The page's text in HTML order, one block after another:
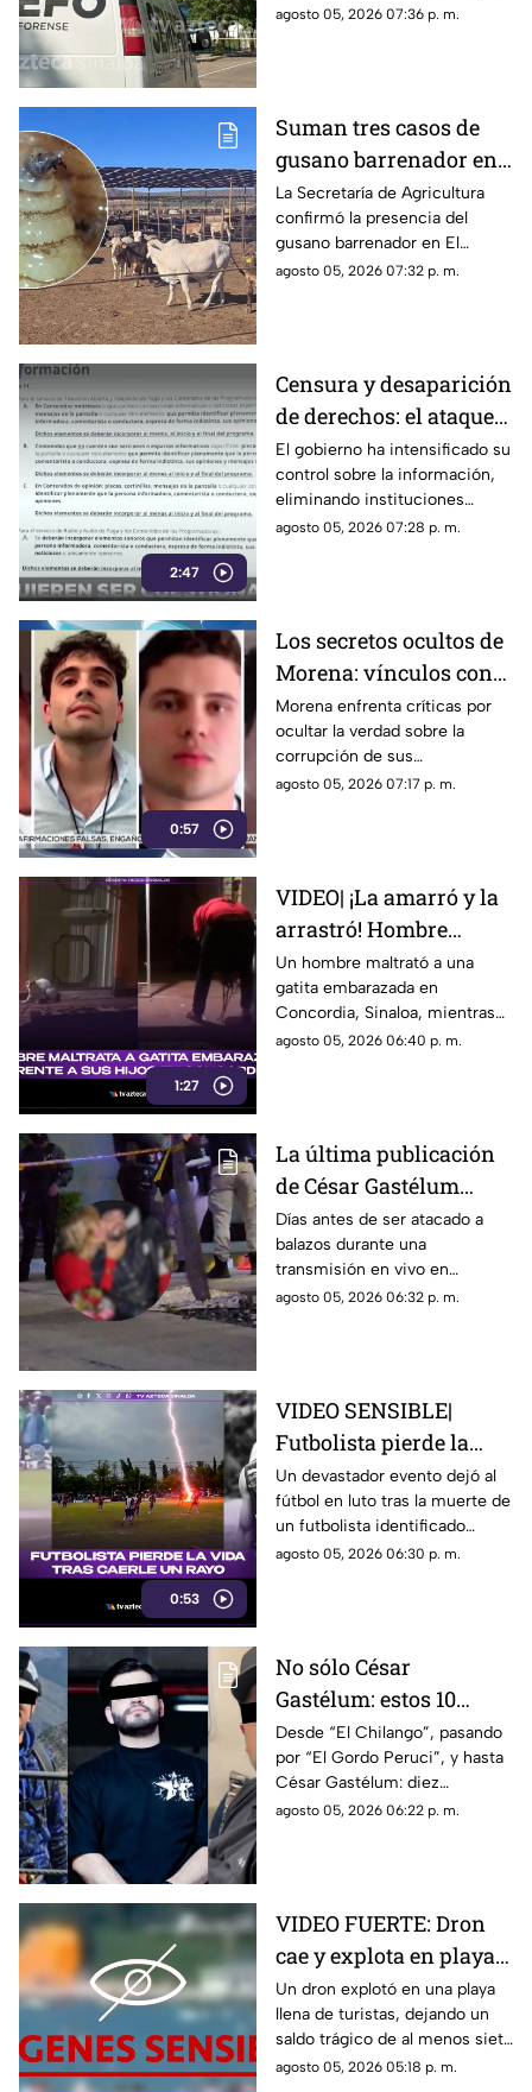
identidad de la víctima ya fue
agosto 05, 2026 07:36 p. m.
Suman tres casos de
gusano barrenador en
ganado al sur de
Sinaloa
La Secretaría de Agricultura
confirmó la presencia del
gusano barrenador en El
Rosario y Escuinapa
agosto 05, 2026 07:32 p. m.
2:47
Censura y desaparición
de derechos: el ataque
del gobierno a la
información pública
El gobierno ha intensificado su
control sobre la información,
eliminando instituciones
autónomas y silenciando
agosto 05, 2026 07:28 p. m.
0:57
Los secretos ocultos de
Morena: vínculos con
el crimen organizado y
obras faraónicas
Morena enfrenta críticas por
ocultar la verdad sobre la
corrupción de sus
gobernadores y el vínculo con
agosto 05, 2026 07:17 p. m.
1:27
VIDEO| ¡La amarró y la
arrastró! Hombre
maltrata a gatita
embarazada en
Concordia frente a sus
hijos
Un hombre maltrató a una
gatita embarazada en
Concordia, Sinaloa, mientras
su familia ríe, se burlan y
agosto 05, 2026 06:40 p. m.
La última publicación
de César Gastélum
antes de ser asesinado
en vivo: Presumía una
"cita fresita"
Días antes de ser atacado a
balazos durante una
transmisión en vivo en
Culiacán, el creador de
agosto 05, 2026 06:32 p. m.
0:53
VIDEO SENSIBLE|
Futbolista pierde la
vida tras ser impactado
por un rayo en pleno
partido
Un devastador evento dejó al
fútbol en luto tras la muerte de
un futbolista identificado
cómo Safwan Awae por un
agosto 05, 2026 06:30 p. m.
No sólo César
Gastélum: estos 10
influencers han sido
as3sin4dos por la
guerra entre Los
Chapitos y La Mayiza
Desde “El Chilango”, pasando
por “El Gordo Peruci”, y hasta
César Gastélum: diez
influencers han sido
agosto 05, 2026 06:22 p. m.
VIDEO FUERTE: Dron
cae y explota en playa
repleta de turistas, hay
varios muertos y
heridos
Un dron explotó en una playa
llena de turistas, dejando un
saldo trágico de al menos siete
muertos, entre ellos tres
agosto 05, 2026 05:18 p. m.